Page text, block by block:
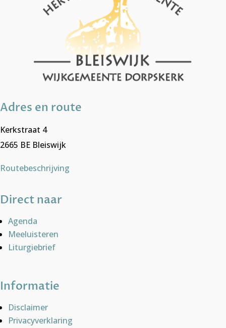
Adres en route
Kerkstraat 4
2665 BE Bleiswijk
Routebeschrijving
Direct naar
Agenda
Meeluisteren
Liturgiebrief
Informatie
Disclaimer
Privacyverklaring